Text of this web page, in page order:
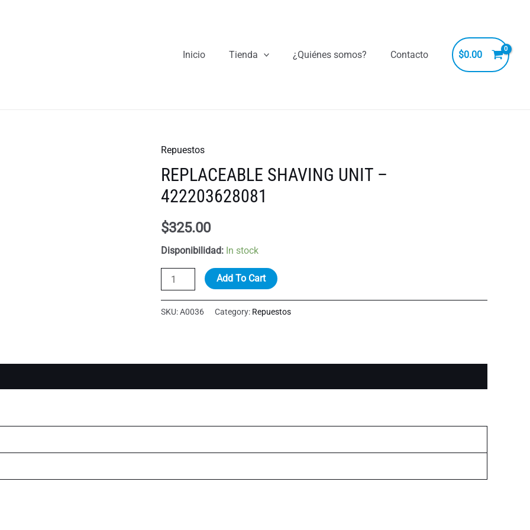
Inicio
Tienda ¿Quiénes somos? Contacto $0.00
Repuestos
REPLACEABLE SHAVING UNIT –
422203628081
$325.00
Disponibilidad: In stock
REPLACEABLE
SHAVING
UNIT
Add To Cart
SKU:A0036 Category: Repuestos